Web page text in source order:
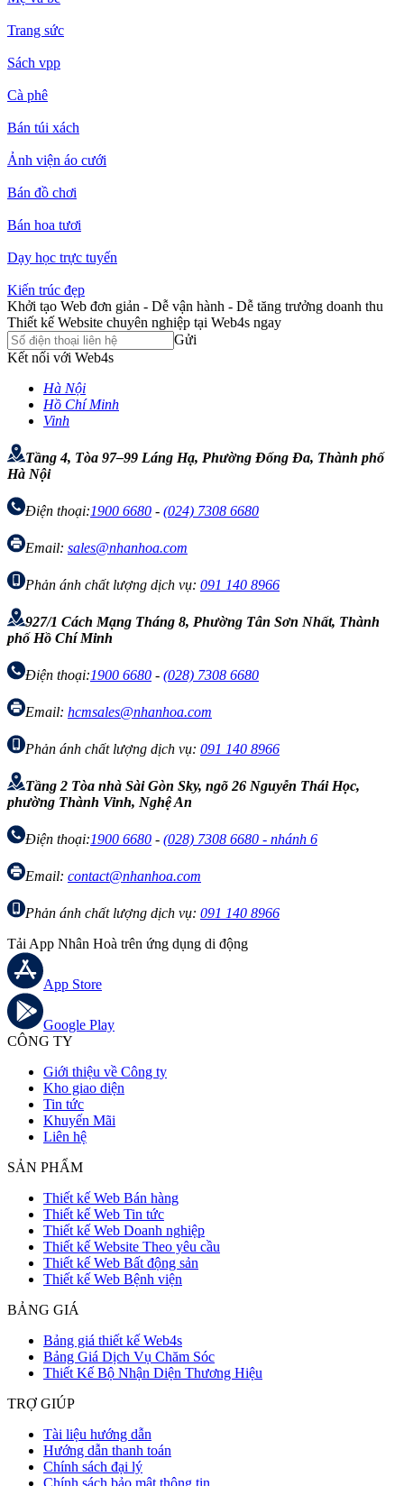
Trang sức
Sách vpp
Cà phê
Bán túi xách
Ảnh viện áo cưới
Bán đồ chơi
Bán hoa tươi
Dạy học trực tuyến
Kiến trúc đẹp
Khởi tạo Web đơn giản - Dễ vận hành - Dễ tăng trưởng doanh thu
Thiết kế Website chuyên nghiệp tại Web4s ngay
Gửi
Kết nối với Web4s
Hà Nội
Hồ Chí Minh
Vinh
Tầng 4, Tòa 97–99 Láng Hạ, Phường Đống Đa, Thành phố
Hà Nội
Điện thoại:1900 6680 - (024) 7308 6680
Email: sales@nhanhoa.com
Phản ánh chất lượng dịch vụ: 091 140 8966
927/1 Cách Mạng Tháng 8, Phường Tân Sơn Nhất, Thành
phố Hồ Chí Minh
Điện thoại:1900 6680 - (028) 7308 6680
Email: hcmsales@nhanhoa.com
Phản ánh chất lượng dịch vụ: 091 140 8966
Tầng 2 Tòa nhà Sài Gòn Sky, ngõ 26 Nguyễn Thái Học,
phường Thành Vinh, Nghệ An
Điện thoại:1900 6680 - (028) 7308 6680 - nhánh 6
Email: contact@nhanhoa.com
Phản ánh chất lượng dịch vụ: 091 140 8966
Tải App Nhân Hoà trên ứng dụng di động
App Store
Google Play
CÔNG TY
Giới thiệu về Công ty
Kho giao diện
Tin tức
Khuyến Mãi
Liên hệ
SẢN PHẨM
Thiết kế Web Bán hàng
Thiết kế Web Tin tức
Thiết kế Web Doanh nghiệp
Thiết kế Website Theo yêu cầu
Thiết kế Web Bất động sản
Thiết kế Web Bệnh viện
BẢNG GIÁ
Bảng giá thiết kế Web4s
Bảng Giá Dịch Vụ Chăm Sóc
Thiết Kế Bộ Nhận Diện Thương Hiệu
TRỢ GIÚP
Tài liệu hướng dẫn
Hướng dẫn thanh toán
Chính sách đại lý
Chính sách bảo mật thông tin